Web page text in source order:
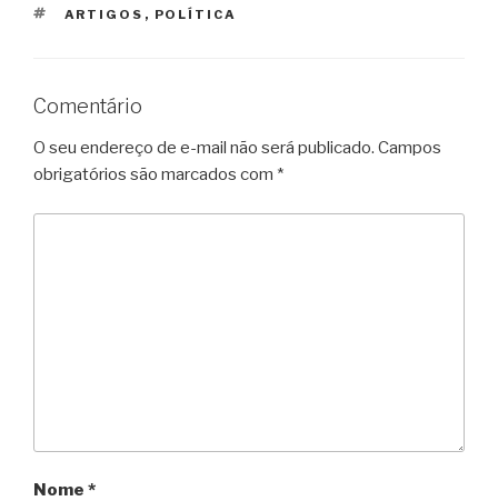
TAGS
ARTIGOS , POLÍTICA
Comentário
O seu endereço de e-mail não será publicado. Campos
obrigatórios são marcados com *
Nome *